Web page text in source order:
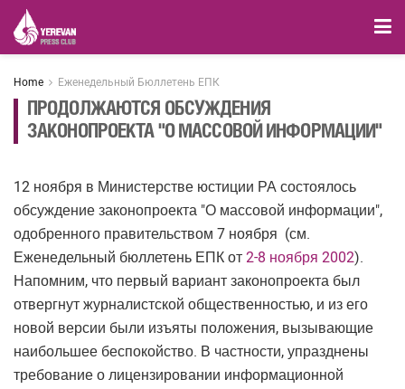
Home Еженедельный Бюллетень ЕПК
ПРОДОЛЖАЮТСЯ ОБСУЖДЕНИЯ
ЗАКОНОПРОЕКТА "О МАССОВОЙ ИНФОРМАЦИИ"
12 ноября в Министерстве юстиции РА состоялось
обсуждение законопроекта "О массовой информации",
одобренного правительством 7 ноября (см.
Еженедельный бюллетень ЕПК от 2-8 ноября 2002).
Напомним, что первый вариант законопроекта был
отвергнут журналистской общественностью, и из его
новой версии были изъяты положения, вызывающие
наибольшее беспокойство. В частности, упразднены
требование о лицензировании информационной